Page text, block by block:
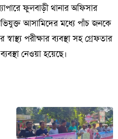
ফুলবাড়ী থানার অফিসার
আসা‌মি‌দের ম‌ধ্যে পাঁচ জন‌কে
পরীক্ষার ব্যবস্থা সহ গ্রেফতার
নেওয়া হয়েছে।